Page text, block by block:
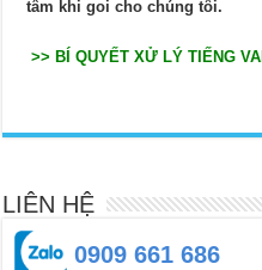
tâm khi goi cho chúng tôi.
>> BÍ QUYẾT XỬ LÝ TIẾNG
LIÊN HỆ
0909 661 686